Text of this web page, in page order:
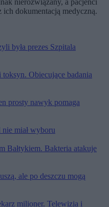
ich dokumentacją medyczną.
była prezes Szpitala
Obiecujące badania
prosty nawyk pomaga
miał wyboru
Bałtykiem. Bakteria atakuje
ale po deszczu mogą
milioner. Telewizja i